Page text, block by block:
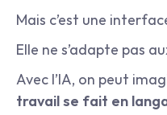
Mais c’est une
Elle ne s’adapte pas
Avec l’IA, on peut
travail se fait en